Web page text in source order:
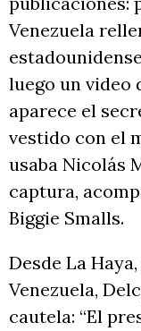
Venezuela
luego un video
aparece el
vestido con el
usaba Nicolás
captura,
Biggie Smalls.
Desde La
Venezuela,
cautela: “El